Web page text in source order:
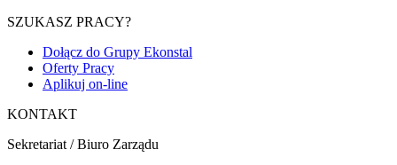
SZUKASZ PRACY?
Dołącz do Grupy Ekonstal
Oferty Pracy
Aplikuj on-line
KONTAKT
Sekretariat / Biuro Zarządu